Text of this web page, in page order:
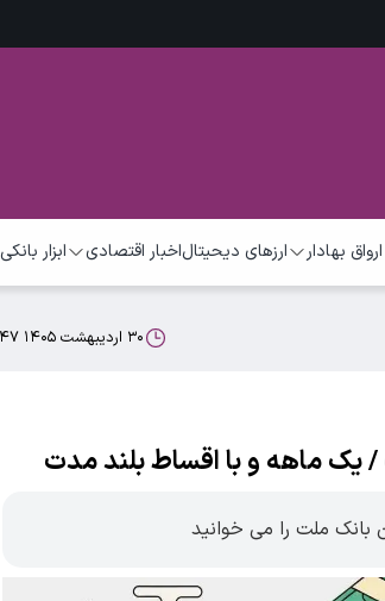
بهادار ارزهای دیحیتالاخبار اقتصادی ابزار بانکی
۳۰ اردیبهشت ۱۴۰۵ ۱۱:۴۷